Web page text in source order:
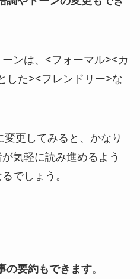
ンは、<フォーマル><カ
した><フレンドリー>な
更してみると、かなり
気軽に読み進めるよう
でしょう。
の要約もできます。